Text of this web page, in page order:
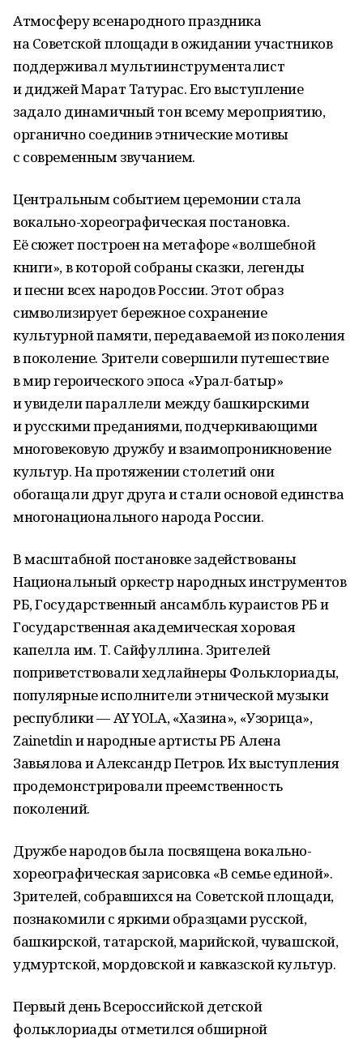
Атмосферу всенародного праздника
на Советской площади в ожидании участников
поддерживал мультиинструменталист
и диджей Марат Татурас. Его выступление
задало динамичный тон всему мероприятию,
органично соединив этнические мотивы
с современным звучанием.
Центральным событием церемонии стала
вокально-хореографическая постановка.
Её сюжет построен на метафоре «волшебной
книги», в которой собраны сказки, легенды
и песни всех народов России. Этот образ
символизирует бережное сохранение
культурной памяти, передаваемой из поколения
в поколение. Зрители совершили путешествие
в мир героического эпоса «Урал-батыр»
и увидели параллели между башкирскими
и русскими преданиями, подчеркивающими
многовековую дружбу и взаимопроникновение
культур. На протяжении столетий они
обогащали друг друга и стали основой единства
многонационального народа России.
В масштабной постановке задействованы
Национальный оркестр народных инструментов
РБ, Государственный ансамбль кураистов РБ и
Государственная академическая хоровая
капелла им. Т. Сайфуллина. Зрителей
поприветствовали хедлайнеры Фольклориады,
популярные исполнители этнической музыки
республики — AY YOLA, «Хазина», «Узорица»,
Zainetdin и народные артисты РБ Алена
Завьялова и Александр Петров. Их выступления
продемонстрировали преемственность
поколений.
Дружбе народов была посвящена вокально-
хореографическая зарисовка «В семье единой».
Зрителей, собравшихся на Советской площади,
познакомили с яркими образцами русской,
башкирской, татарской, марийской, чувашской,
удмуртской, мордовской и кавказской культур.
Первый день Всероссийской детской
фольклориады отметился обширной